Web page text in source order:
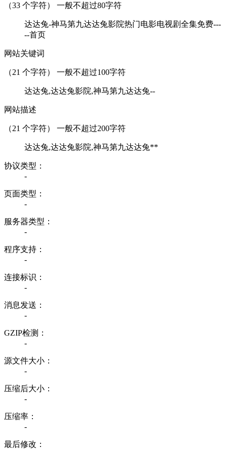
（33 个字符） 一般不超过80字符
达达兔-神马第九达达兔影院热门电影电视剧全集免费---
--首页
网站关键词
（21 个字符） 一般不超过100字符
达达兔,达达兔影院,神马第九达达兔--
网站描述
（21 个字符） 一般不超过200字符
达达兔,达达兔影院,神马第九达达兔**
协议类型：
-
页面类型：
-
服务器类型：
-
程序支持：
-
连接标识：
-
消息发送：
-
GZIP检测：
-
源文件大小：
-
压缩后大小：
-
压缩率：
-
最后修改：